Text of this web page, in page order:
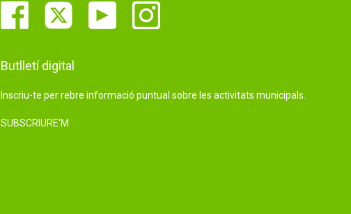
Butlletí digital
Inscriu-te per rebre informació puntual sobre les activitats municipals.
SUBSCRIURE'M